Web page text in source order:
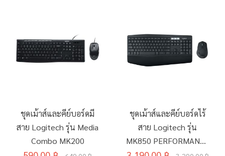
ชุดเม้าส์และคีย์บอร์ดมี
สาย Logitech รุ่น Media
Combo MK200
ชุดเม้าส์และคีย์บอร์ดไร้
สาย Logitech รุ่น
MK850 PERFORMANCE